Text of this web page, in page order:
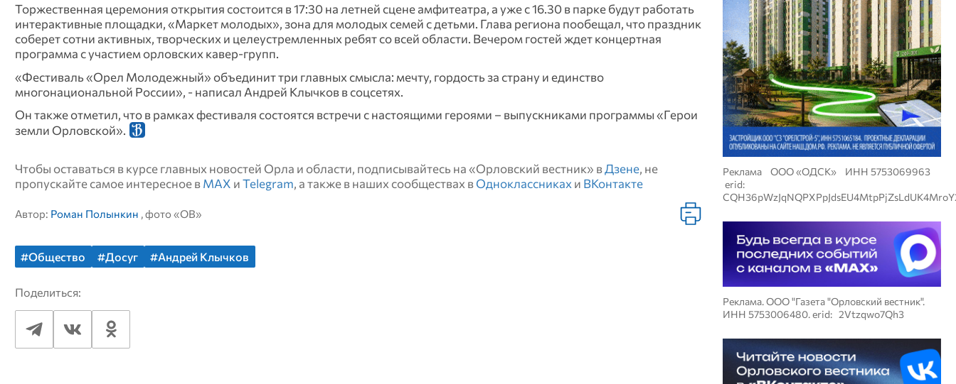
Торжественная церемония открытия состоится в 17:30 на летней сцене амфитеатра, а уже с 16.30 в парке будут работать
интерактивные площадки, «Маркет молодых», зона для молодых семей с детьми. Глава региона пообещал, что праздник
соберет сотни активных, творческих и целеустремленных ребят со всей области. Вечером гостей ждет концертная
программа с участием орловских кавер-групп.
«Фестиваль «Орел Молодежный» объединит три главных смысла: мечту, гордость за страну и единство
многонациональной России», - написал Андрей Клычков в соцсетях.
Он также отметил, что в рамках фестиваля состоятся встречи с настоящими героями – выпускниками программы «Герои
земли Орловской».
Чтобы оставаться в курсе главных новостей Орла и области, подписывайтесь на «Орловский вестник» вДзене, не
пропускайте самое интересное в MAX и Telegram, а также в наших сообществах в Одноклассниках и ВКонтакте
Автор: Роман Полынкин , фото «ОВ»
#Общество #Досуг #Андрей Клычков
Поделиться:
Реклама ООО «ОДСК» ИНН 5753069963
erid:
Реклама. ООО "Газета "Орловский вестник".
ИНН 5753006480. erid: 2Vtzqwo7Qh3